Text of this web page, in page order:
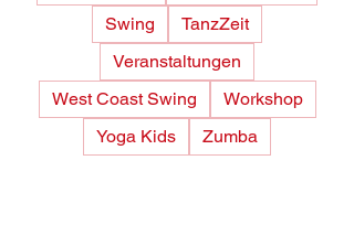
Swing
TanzZeit
Veranstaltungen
West Coast Swing
Workshop
Yoga Kids
Zumba